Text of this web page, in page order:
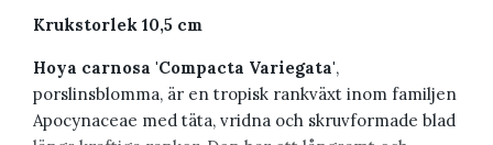
Krukstorlek 10,5 cm
Hoya carnosa 'Compacta Variegata',
porslinsblomma, är en tropisk rankväxt inom familjen
Apocynaceae med täta, vridna och skruvformade blad